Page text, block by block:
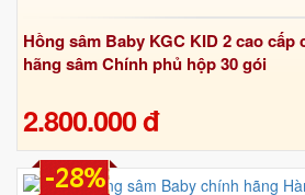
Hồng sâm Baby KGC KID 2 cao
hãng sâm Chính phủ hộp 30 gói
2.800.000 đ
-28%